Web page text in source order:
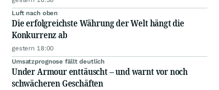
Luft nach oben
Die erfolgreichste Währung der Welt hängt die
Konkurrenz ab
gestern 18:00
Umsatzprognose fällt deutlich
Under Armour enttäuscht – und warnt vor noch
schwächeren Geschäften